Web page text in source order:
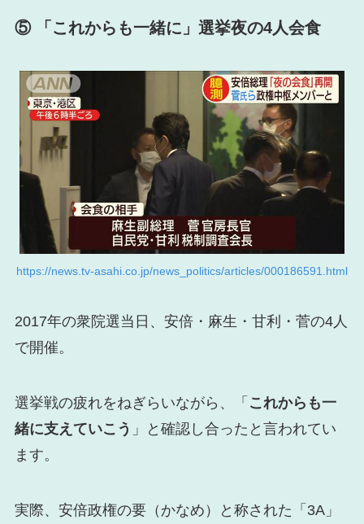
⑤ 「これからも一緒に」選挙夜の4人会食
https://news.tv-asahi.co.jp/news_politics/articles/000186591.html
2017年の衆院選当日、安倍・麻生・甘利・菅の4人
で開催。
選挙戦の疲れをねぎらいながら、「 これからも一
緒に支えていこう 」と確認し合ったと言われてい
ます。
実際、安倍政権の要（かなめ）と称された「3A」